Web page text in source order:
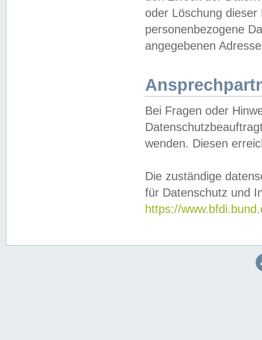
oder Löschung
personenbezogene
angegebenen
Bei Fragen oder
wenden. Diesen
Die zuständige
für Datenschutz und
https://